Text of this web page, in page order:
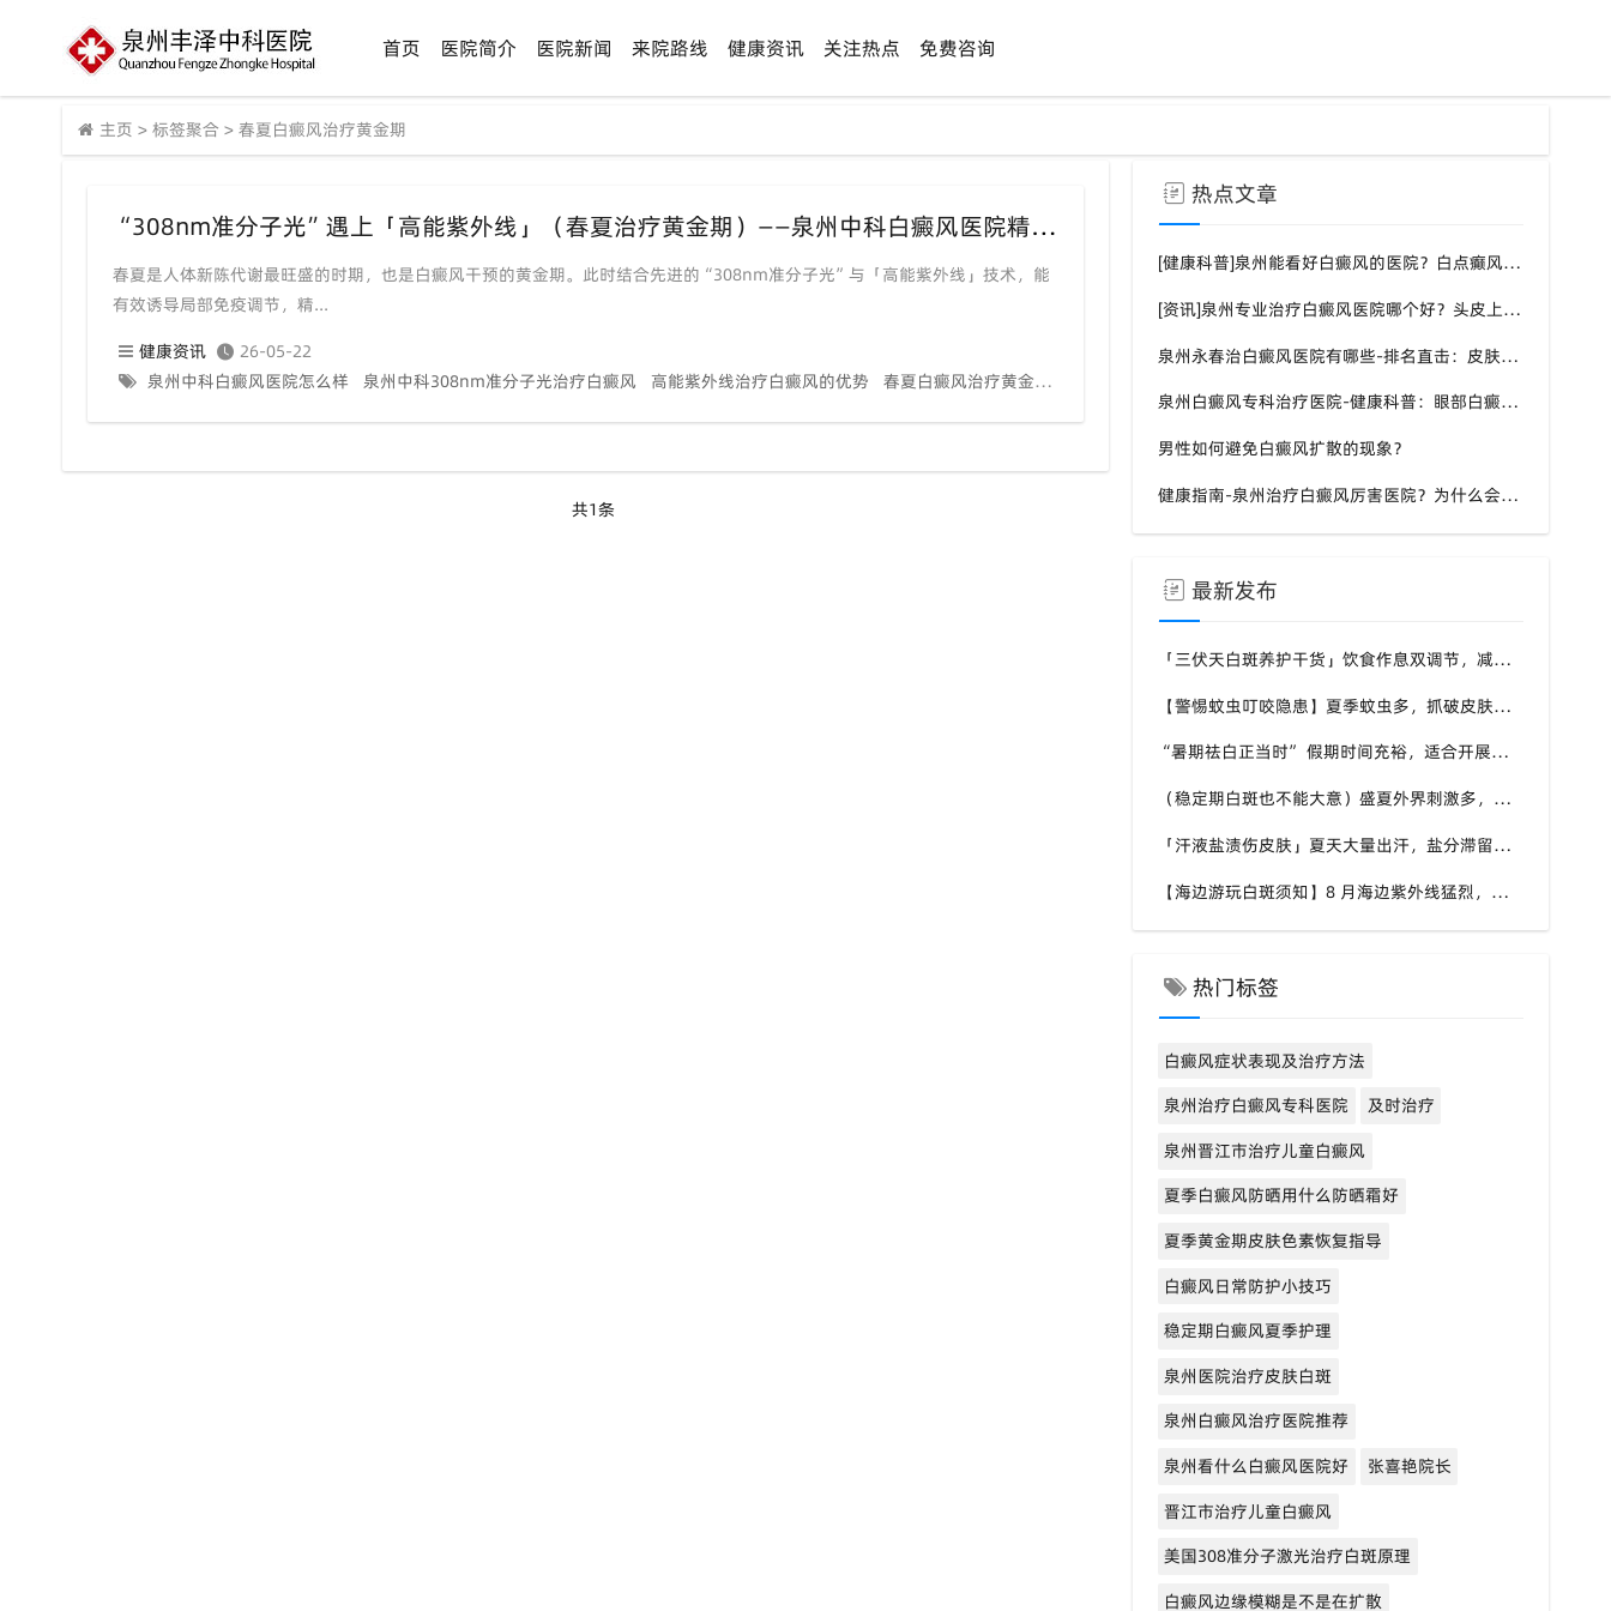
首页 医院简介 医院新闻 来院路线 健康资讯 关注热点 免费咨询
主页 > 标签聚合 > 春夏白癜风治疗黄金期
“308nm准分子光”遇上「高能紫外线」（春夏治疗黄金期）——泉州中科白癜风医院精准医学新突破
春夏是人体新陈代谢最旺盛的时期，也是白癜风干预的黄金期。此时结合先进的“308nm准分子光”与「高能紫外线」技术，能
有效诱导局部免疫调节，精...
健康资讯
26-05-22
泉州中科白癜风医院怎么样
泉州中科308nm准分子光治疗白癜风 高能紫外线治疗白癜风的优势 春夏白癜风治疗黄金期
共1条
热点文章
[健康科普]泉州能看好白癜风的医院？白点癫风需要注意什么饮食？
[资讯]泉州专业治疗白癜风医院哪个好？头皮上有一块白色厚厚的头皮？
泉州永春治白癜风医院有哪些-排名直击：皮肤白斑是什么原因导致的？
泉州白癜风专科治疗医院-健康科普：眼部白癜风症状？
男性如何避免白癜风扩散的现象？
健康指南-泉州治疗白癜风厉害医院？为什么会长白斑的原因？
最新发布
「三伏天白斑养护干货」饮食作息双调节，减少白斑加重诱因，福建泉州中科白癜风医院为福建白斑群体科普实用知识
【警惕蚊虫叮咬隐患】夏季蚊虫多，抓破皮肤易触发同形反应，福建泉州中科白癜风医院提醒白癜风患者做好防蚊护理
“暑期祛白正当时” 假期时间充裕，适合开展白斑系统干预，福建泉州中科白癜风医院分型分期定制白斑康复方案
（稳定期白斑也不能大意）盛夏外界刺激多，忽视防护也会复发，福建泉州中科白癜风医院分享白癜风夏季维持护理知识
「汗液盐渍伤皮肤」夏天大量出汗，盐分滞留刺激白斑患处，福建泉州中科白癜风医院讲解白癜风患者夏日皮肤清洁要点
【海边游玩白斑须知】8 月海边紫外线猛烈，白斑部位缺少黑色素保护，福建泉州中科白癜风医院科普出游白斑防护方案
热门标签
白癜风症状表现及治疗方法
泉州治疗白癜风专科医院
及时治疗
泉州晋江市治疗儿童白癜风
夏季白癜风防晒用什么防晒霜好
夏季黄金期皮肤色素恢复指导
白癜风日常防护小技巧
稳定期白癜风夏季护理
泉州医院治疗皮肤白斑
泉州白癜风治疗医院推荐
泉州看什么白癜风医院好
张喜艳院长
晋江市治疗儿童白癜风
美国308准分子激光治疗白斑原理
白癜风边缘模糊是不是在扩散